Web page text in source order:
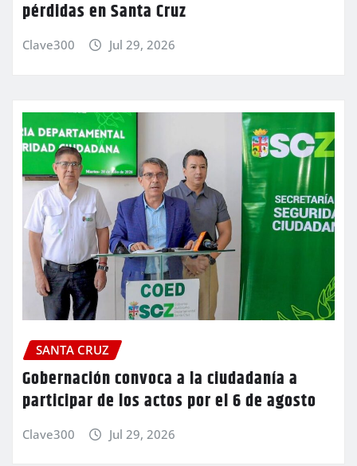
pérdidas en Santa Cruz
Clave300 Jul 29, 2026
SANTA CRUZ
Gobernación convoca a la ciudadanía a
participar de los actos por el 6 de agosto
Clave300 Jul 29, 2026